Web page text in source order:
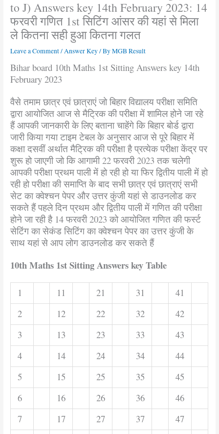
to J) Answers key 14th February 2023: 14
फरवरी गणित 1st सिटिंग आंसर की यहां से मिला
ले कितना सही हुआ कितना गलत
Leave a Comment/ Answer Key/ ByMGB Result
Bihar board 10th Maths 1st Sitting Answers key 14th
February 2023
वैसे तमाम छात्र एवं छात्राएं जो बिहार विद्यालय परीक्षा समिति
द्वारा आयोजित आज से मैट्रिक की परीक्षा में शामिल होने जा रहे
हैं आपकी जानकारी के लिए बताना चाहेंगे कि बिहार बोर्ड द्वारा
जारी किया गया टाइम टेबल के अनुसार आज से पूरे बिहार में
कक्षा दसवीं अर्थात मैट्रिक की परीक्षा है प्रत्येक परीक्षा केंद्र पर
शुरू हो जाएगी जो कि आगामी 22 फरवरी 2023 तक चलेगी
आपकी परीक्षा प्रथम पाली में हो रही हो या फिर द्वितीय पाली में हो
रही हो परीक्षा की समाप्ति के बाद सभी छात्र एवं छात्राएं सभी
सेट का क्वेश्चन पेपर और उत्तर कुंजी यहां से डाउनलोड कर
सकते हैं पहले दिन प्रथम और द्वितीय पाली में गणित की परीक्षा
होने जा रही है 14 फरवरी 2023 को आयोजित गणित की फर्स्ट
सेटिंग का सेकंड सिटिंग का क्वेश्चन पेपर का उत्तर कुंजी के
साथ यहां से आप लोग डाउनलोड कर सकते हैं
10th Maths 1st Sitting Answers key Table
1 11 21 31
41
2
12 22 32
42
3
13 23 33
43
4
14 24 34
44
5
15 25 35
45
6
16 26 36
46
7
17 27 37
47